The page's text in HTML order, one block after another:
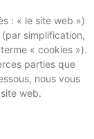
: « le site web »)
simplification,
« cookies »).
parties que
nous vous
web.